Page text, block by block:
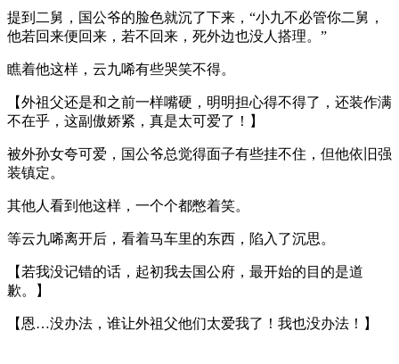
提到二舅，国公爷的脸色就沉了下来，“小九不必管你二舅，
他若回来便回来，若不回来，死外边也没人搭理。”
瞧着他这样，云九唏有些哭笑不得。
【外祖父还是和之前一样嘴硬，明明担心得不得了，还装作满
不在乎，这副傲娇紧，真是太可爱了！】
被外孙女夸可爱，国公爷总觉得面子有些挂不住，但他依旧强
装镇定。
其他人看到他这样，一个个都憋着笑。
等云九唏离开后，看着马车里的东西，陷入了沉思。
【若我没记错的话，起初我去国公府，最开始的目的是道
歉。】
【恩…没办法，谁让外祖父他们太爱我了！我也没办法！】